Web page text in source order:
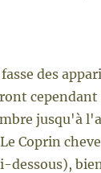
des
cependant
jusqu'à
Coprin
dessous),